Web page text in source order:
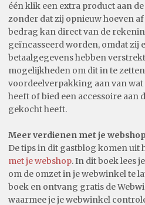
één klik een extra product aan
zonder dat zij opnieuw hoeven
bedrag kan direct van de
geïncasseerd worden, omdat zij
betaalgegevens hebben
mogelijkheden om dit in te
voordeelverpakking aan van
heeft of bied een accessoire aan
gekocht heeft.
Meer verdienen met je webshop
De tips in dit gastblog komen uit
met je webshop. In dit boek lees
om de omzet in je webwinkel te
boek en ontvang gratis de
waarmee je je webwinkel